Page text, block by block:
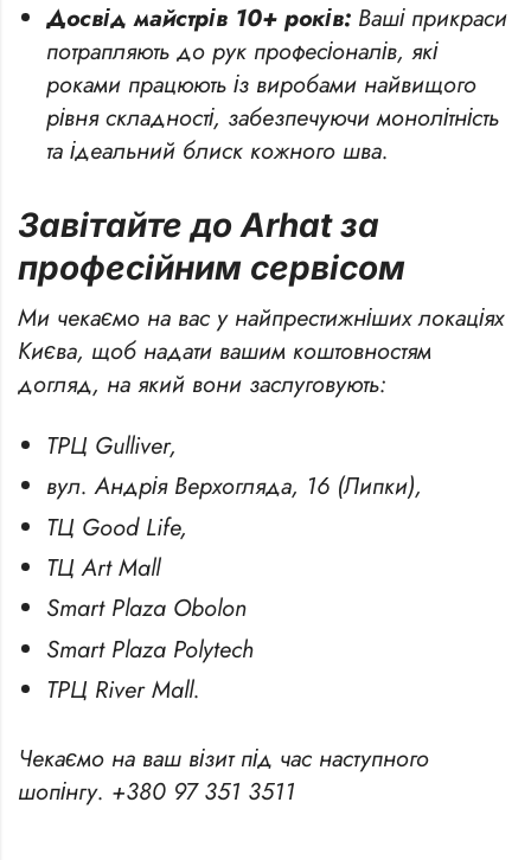
Досвід майстрів 10+ років: Ваші прикраси
потрапляють до рук професіоналів, які
роками працюють із виробами найвищого
рівня складності, забезпечуючи монолітність
та ідеальний блиск кожного шва.
Завітайте до Arhat за
професійним сервісом
Ми чекаємо на вас у найпрестижніших локаціях
Києва, щоб надати вашим коштовностям
догляд, на який вони заслуговують:
ТРЦ Gulliver,
вул. Андрія Верхогляда, 16 (Липки),
ТЦ Good Life,
ТЦ Art Mall
Smart Plaza Obolon
Smart Plaza Polytech
ТРЦ River Mall.
Чекаємо на ваш візит під час наступного
шопінгу. +380 97 351 3511